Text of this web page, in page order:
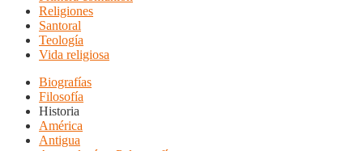
Religiones
Santoral
Teología
Vida religiosa
Biografías
Filosofía
Historia
América
Antigua